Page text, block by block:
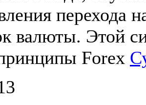
перехода
валюты. Этой